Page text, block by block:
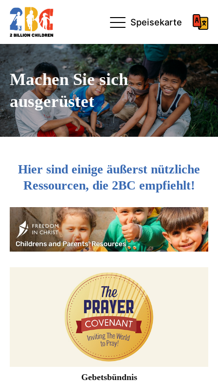
Speisekarte
Machen Sie sich
ausgerüstet
Hier sind einige äußerst nützliche
Ressourcen, die 2BC empfiehlt!
Gebetsbündnis